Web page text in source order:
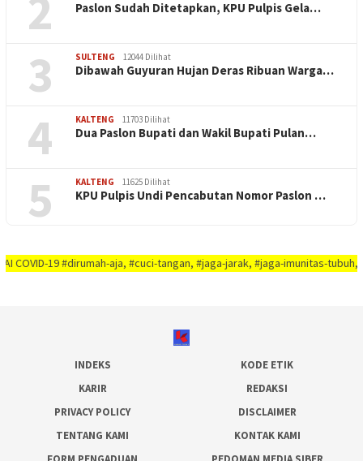
Paslon Sudah Ditetapkan, KPU Pulpis Gela…
3 SULTENG 12044 Dilihat
Dibawah Guyuran Hujan Deras Ribuan Warga…
4 KALTENG 11703 Dilihat
Dua Paslon Bupati dan Wakil Bupati Pulan…
5 KALTENG 11625 Dilihat
KPU Pulpis Undi Pencabutan Nomor Paslon …
19 #dirumah-aja, #cuci-tangan, #jaga-jarak, #jaga-imunitas-tubuh,
INDEKS
KODE ETIK
KARIR
REDAKSI
PRIVACY POLICY
DISCLAIMER
TENTANG KAMI
KONTAK KAMI